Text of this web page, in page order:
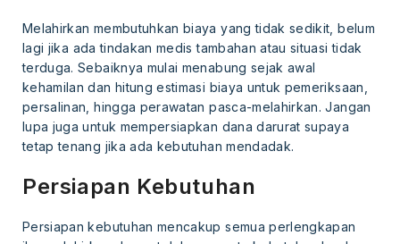
Melahirkan membutuhkan biaya yang tidak sedikit, belum
lagi jika ada tindakan medis tambahan atau situasi tidak
terduga. Sebaiknya mulai menabung sejak awal
kehamilan dan hitung estimasi biaya untuk pemeriksaan,
persalinan, hingga perawatan pasca-melahirkan. Jangan
lupa juga untuk mempersiapkan dana darurat supaya
tetap tenang jika ada kebutuhan mendadak.
Persiapan Kebutuhan
Persiapan kebutuhan mencakup semua perlengkapan